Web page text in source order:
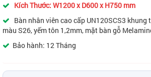
Kích Thước: W1200 x D600 x H750 mm
Bàn nhân viên cao cấp UN120SCS3 khung
màu S26, yếm tôn 1,2mm, mặt bàn gỗ
Bảo hành: 12 Tháng